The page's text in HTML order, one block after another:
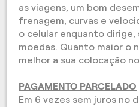
as viagens, um bom
frenagem, curvas e
o celular enquanto dirige,
moedas. Quanto maior o
melhor a sua colocação
PAGAMENTO PARCELADO
Em 6 vezes sem juros no